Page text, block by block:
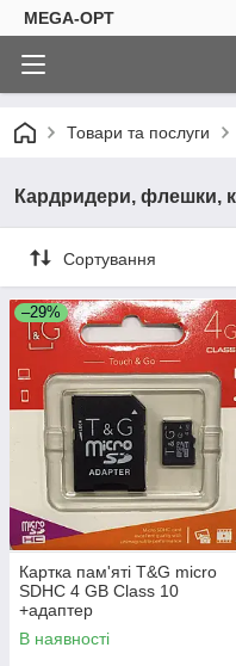
MEGA-OPT
Товари та послуги
Кардридери, флешки,
Сортування
–29%
Картка пам'яті T&G micro
SDHC 4 GB Class 10
+адаптер
В наявності